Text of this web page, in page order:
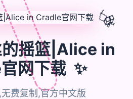
摇篮|Alice in
网下载 ✨
费复制,官方中文版
🎈
🎁